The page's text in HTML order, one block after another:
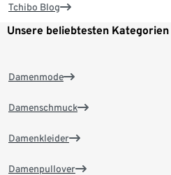
Tchibo Blog
Unsere beliebtesten Kategorien
Damenmode
Damenschmuck
Damenkleider
Damenpullover